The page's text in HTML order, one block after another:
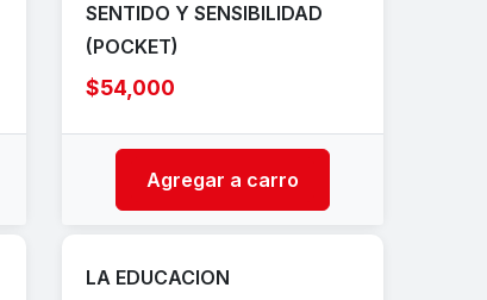
SENTIDO Y SENSIBILIDAD
(POCKET)
$54,000
Agregar a carro
LA EDUCACION